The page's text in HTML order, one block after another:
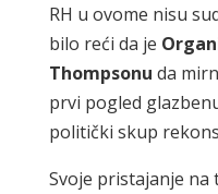
RH u ovome nisu
bilo reći da je
Thompsonu da
prvi pogled
politički skup
Svoje pristajanje na